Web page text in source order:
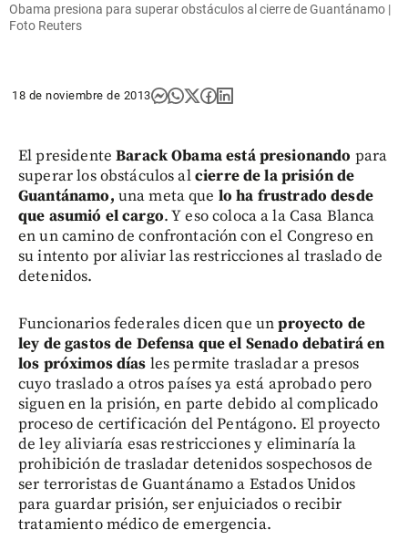
Obama presiona para superar obstáculos al cierre de Guantánamo |
Foto Reuters
18 de noviembre de 2013
El presidente Barack Obama está presionando para
superar los obstáculos alcierre de la prisión de
Guantánamo, una meta que lo ha frustrado desde
que asumió el cargo. Y eso coloca a la Casa Blanca
en un camino de confrontación con el Congreso en
su intento por aliviar las restricciones al traslado de
detenidos.
Funcionarios federales dicen que unproyecto de
ley de gastos de Defensa que el Senado debatirá en
los próximos días les permite trasladar a presos
cuyo traslado a otros países ya está aprobado pero
siguen en la prisión, en parte debido al complicado
proceso de certificación del Pentágono. El proyecto
de ley aliviaría esas restricciones y eliminaría la
prohibición de trasladar detenidos sospechosos de
ser terroristas de Guantánamo a Estados Unidos
para guardar prisión, ser enjuiciados o recibir
tratamiento médico de emergencia.